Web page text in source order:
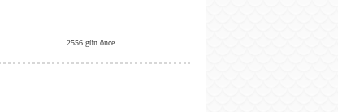
2556 gün önce